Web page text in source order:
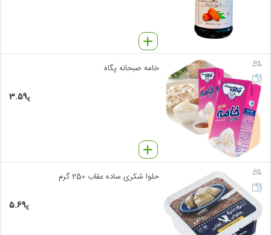
خامه صبحانه پگاه
3.59€
حلوا شکری ساده عقاب 250 گرم
5.69€